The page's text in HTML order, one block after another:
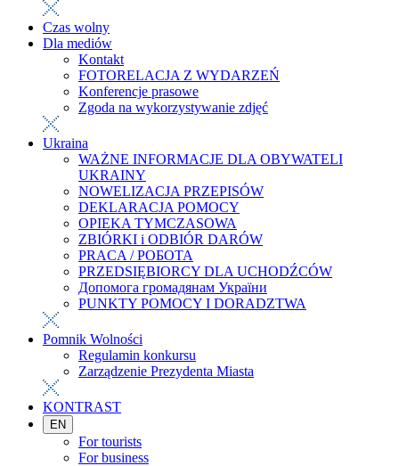
Czas wolny
Dla mediów
Kontakt
FOTORELACJA Z WYDARZEŃ
Konferencje prasowe
Zgoda na wykorzystywanie zdjęć
Ukraina
WAŻNE INFORMACJE DLA OBYWATELI
UKRAINY
NOWELIZACJA PRZEPISÓW
DEKLARACJA POMOCY
OPIEKA TYMCZASOWA
ZBIÓRKI i ODBIÓR DARÓW
PRACA / РОБОТА
PRZEDSIĘBIORCY DLA UCHODŹCÓW
Допомога громадянам України
PUNKTY POMOCY I DORADZTWA
Pomnik Wolności
Regulamin konkursu
Zarządzenie Prezydenta Miasta
KONTRAST
EN
For tourists
For business